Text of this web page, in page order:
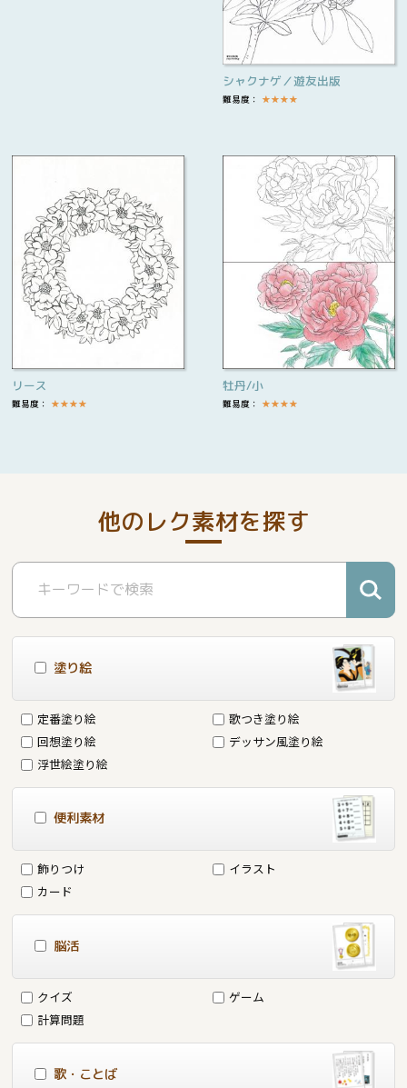
シャクナゲ／遊友出版
難易度： ★★★★
リース
難易度： ★★★★
牡丹/小
難易度： ★★★★
他のレク素材を探す
塗り絵
定番塗り絵
歌つき塗り絵
回想塗り絵
デッサン風塗り絵
浮世絵塗り絵
便利素材
飾りつけ
イラスト
カード
脳活
クイズ
ゲーム
計算問題
歌・ことば